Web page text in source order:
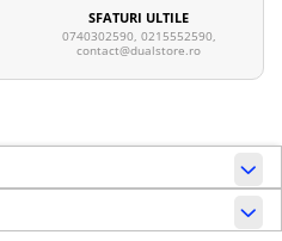
SFATURI ULTILE
0740302590, 0215552590,
contact@dualstore.ro